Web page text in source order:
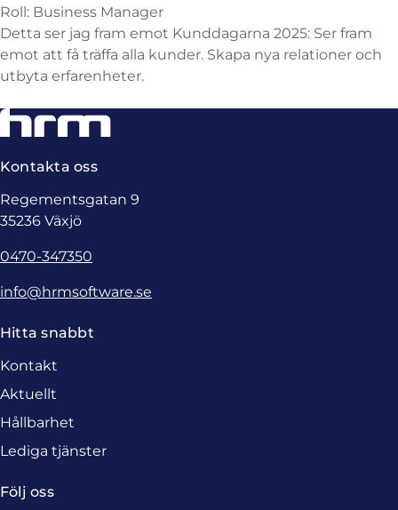
Roll: Business Manager
Detta ser jag fram emot Kunddagarna 2025: Ser fram
emot att få träffa alla kunder. Skapa nya relationer och
utbyta erfarenheter.
Kontakta oss
Regementsgatan 9
35236 Växjö
0470-347350
info@hrmsoftware.se
Hitta snabbt
Kontakt
Aktuellt
Hållbarhet
Lediga tjänster
Följ oss